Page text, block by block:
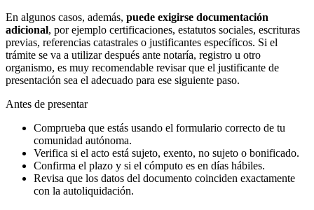
En algunos casos, además, puede exigirse documentación
adicional, por ejemplo certificaciones, estatutos sociales, escrituras
previas, referencias catastrales o justificantes específicos. Si el
trámite se va a utilizar después ante notaría, registro u otro
organismo, es muy recomendable revisar que el justificante de
presentación sea el adecuado para ese siguiente paso.
Antes de presentar
Comprueba que estás usando el formulario correcto de tu
comunidad autónoma.
Verifica si el acto está sujeto, exento, no sujeto o bonificado.
Confirma el plazo y si el cómputo es en días hábiles.
Revisa que los datos del documento coinciden exactamente
con la autoliquidación.